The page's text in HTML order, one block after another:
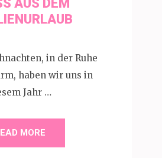
AUS DEM F
in der Ruhe
haben wir uns in
Jahr …
MORE